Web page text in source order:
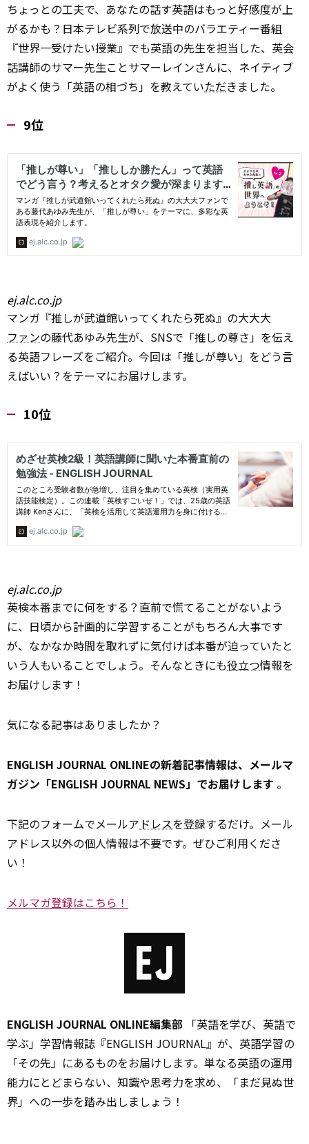
ちょっとの工夫で、あなたの話す英語はもっと好感度が上
がるかも？日本テレビ系列で放送中のバラエティー番組
『世界一受けたい授業』でも英語の先生を担当した、英会
話講師のサマー先生ことサマーレインさんに、ネイティブ
がよく使う「英語の相づち」を教えていただきました。
9位
ej.alc.co.jp
マンガ『推しが武道館いってくれたら死ぬ』の大大大
ファンの藤代あゆみ先生が、SNSで「推しの尊さ」を伝え
る英語フレーズをご紹介。今回は「推しが尊い」をどう言
えばいい？をテーマにお届けします。
10位
ej.alc.co.jp
英検本番までに何をする？直前で慌てることがないよう
に、日頃から計画的に学習することがもちろん大事です
が、なかなか時間を取れずに気付けば本番が迫っていたと
いう人もいることでしょう。そんなときにも役立つ情報を
お届けします！
気になる記事はありましたか？
ENGLISH JOURNAL ONLINEの新着記事情報は、メールマ
ガジン「ENGLISH JOURNAL NEWS」でお届けします 。
下記のフォームでメールア ドレスを登録するだけ。メール
アドレス以外の個人情報は不要です。ぜひご利用くださ
い！
メルマガ登録はこちら！
ENGLISH JOURNAL ONLINE編集部 「英語を学び、英語で
学ぶ」学習情報誌『ENGLISH JOURNAL』が、英語学習の
「その先」にあるものをお届けします。単なる英語の運用
能力にとどまらない、知識や思考力を求め、「まだ見ぬ世
界」への一歩を踏み出しましょう！